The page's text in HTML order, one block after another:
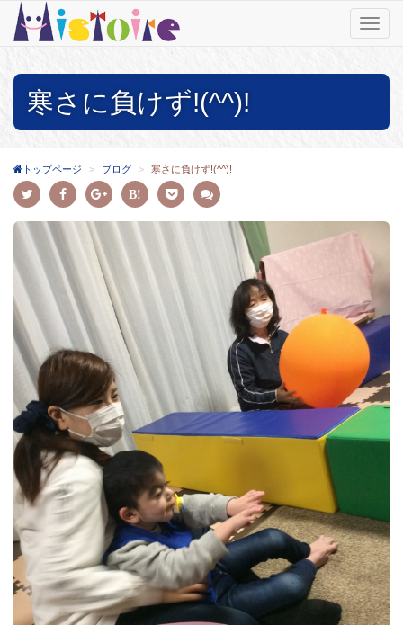
T
o
n
a
i
o
n
寒さに負けず!(^^)!
トップページ ブログ 寒さに負けず!(^^)!